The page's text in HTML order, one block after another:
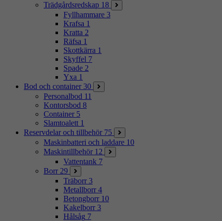
Trädgårdsredskap 18
Fyllhammare 3
Krafsa 1
Kratta 2
Räfsa 1
Skottkärra 1
Skyffel 7
Spade 2
Yxa 1
Bod och container 30
Personalbod 11
Kontorsbod 8
Container 5
Slamtoalett 1
Reservdelar och tillbehör 75
Maskinbatteri och laddare 10
Maskintillbehör 12
Vattentank 7
Borr 29
Träborr 3
Metallborr 4
Betongborr 10
Kakelborr 3
Hålsåg 7